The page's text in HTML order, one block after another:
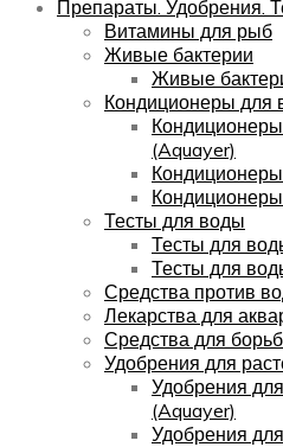
Препараты. Удобрения.
Витамины для рыб
Живые бактерии
Живые
Кондиционеры для
(Aquayer)
Тесты для воды
Тесты для
Тесты для
Средства против
Лекарства для
Средства для
Удобрения для
Удобрения
(Aquayer)
Удобрения